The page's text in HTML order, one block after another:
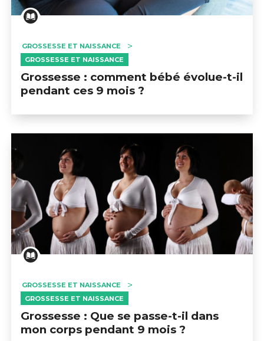
GROSSESSE ET NAISSANCE
GROSSESSE ET NAISSANCE
Grossesse : comment bébé évolue-t-il
pendant ces 9 mois ?
GROSSESSE ET NAISSANCE
GROSSESSE ET NAISSANCE
Grossesse : Que se passe-t-il dans
mon corps pendant 9 mois ?